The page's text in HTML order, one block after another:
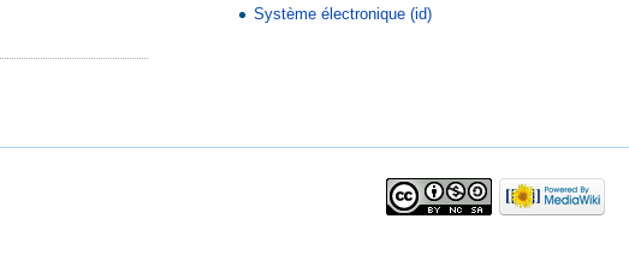
Système électronique (id)